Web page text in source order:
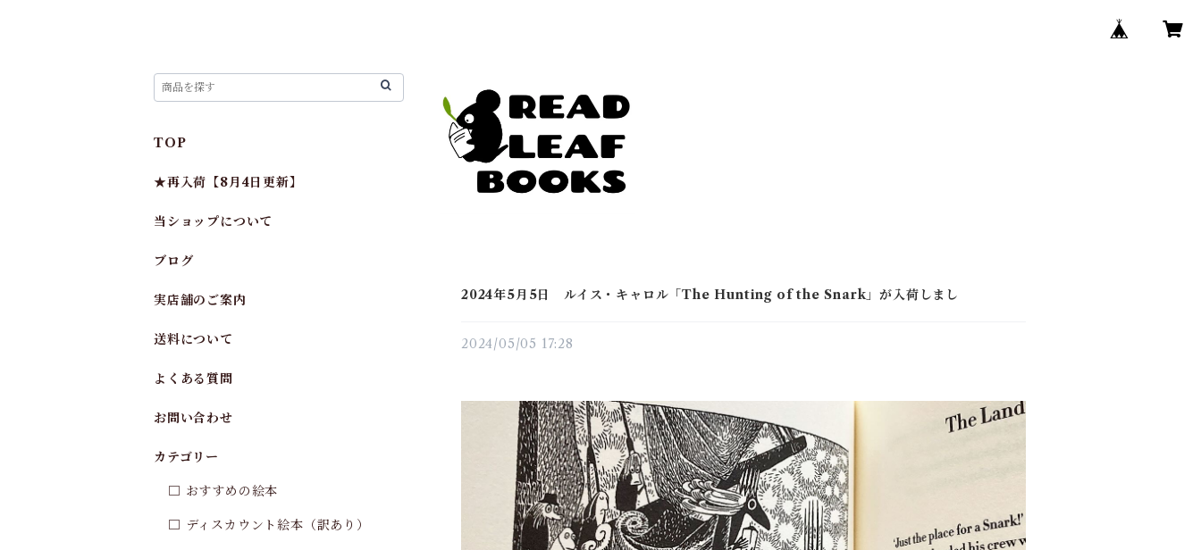
2024年5月5日 ルイス・キャロル「The Hunting of the Snark」が入荷しまし
2024/05/05 17:28
TOP
★再入荷【8月4日更新】
当ショップについて
ブログ
実店舗のご案内
送料について
よくある質問
お問い合わせ
カテゴリー
□ おすすめの絵本
□ ディスカウント絵本（訳あり）